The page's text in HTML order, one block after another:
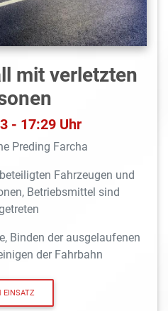
mit verletzten
- 17:29 Uhr
Preding Farcha
Fahrzeugen und
Betriebsmittel sind
Binden der ausgelaufenen
der Fahrbahn
EINSATZ